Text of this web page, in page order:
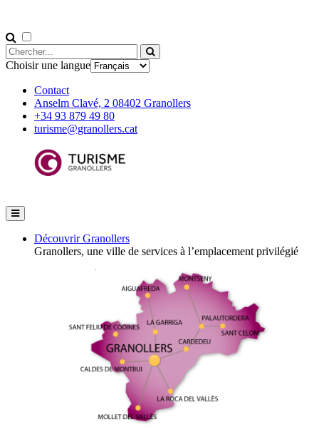
Choisir une langue
Contact
Anselm Clavé, 2 08402 Granollers
+34 93 879 49 80
turisme@granollers.cat
Découvrir Granollers
Granollers, une ville de services à l’emplacement privilégié